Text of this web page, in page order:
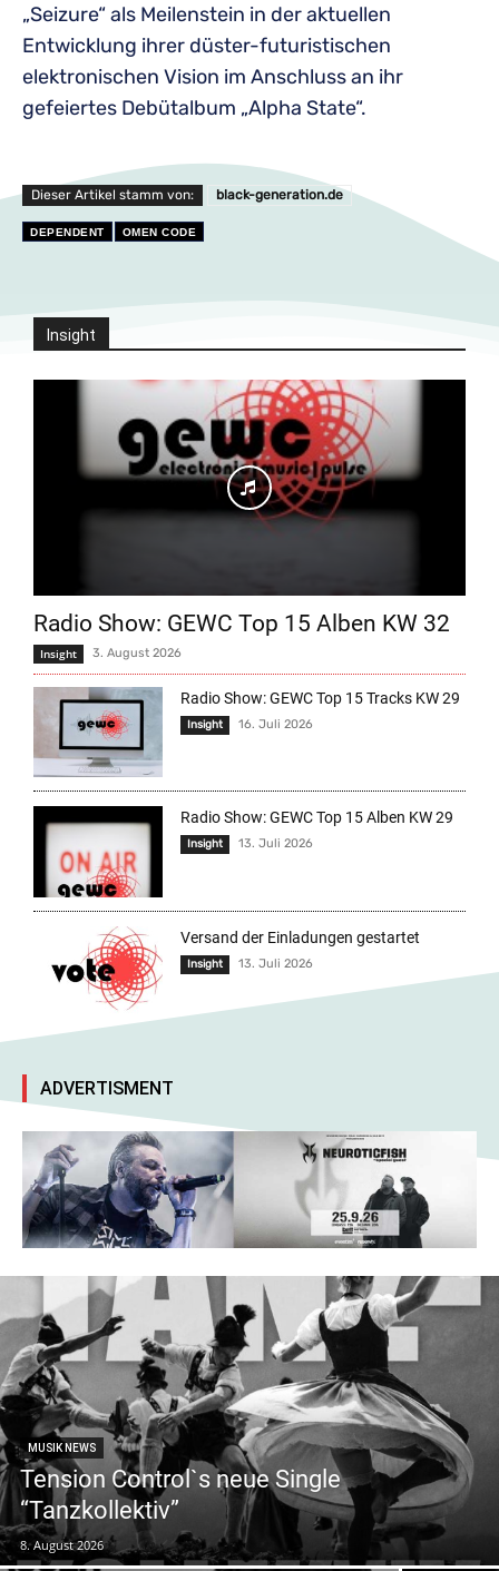
„Seizure“ als Meilenstein in der aktuellen
Entwicklung ihrer düster-futuristischen
elektronischen Vision im Anschluss an ihr
gefeiertes Debütalbum „Alpha State“.
Dieser Artikel stamm von: black-generation.de
DEPENDENT OMEN CODE
Insight
Radio Show: GEWC Top 15 Alben KW 32
Insight 3. August 2026
Radio Show: GEWC Top 15 Tracks KW 29
Insight 16. Juli 2026
Radio Show: GEWC Top 15 Alben KW 29
Insight 13. Juli 2026
Versand der Einladungen gestartet
Insight 13. Juli 2026
ADVERTISMENT
MUSIK NEWS
Tension Control`s neue Single
“Tanzkollektiv”
8. August 2026